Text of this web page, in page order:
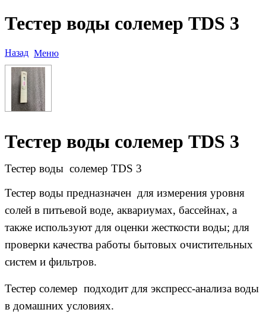
Тестер воды солемер TDS 3
Назад Меню
Тестер воды солемер TDS 3
Тестер воды солемер TDS 3
Тестер воды предназначен для измерения уровня
солей в питьевой воде, аквариумах, бассейнах, а
также используют для оценки жесткости воды; для
проверки качества работы бытовых очистительных
систем и фильтров.
Тестер солемер подходит для экспресс-анализа воды
в домашних условиях.